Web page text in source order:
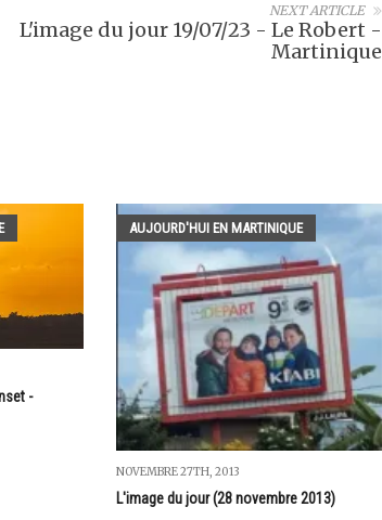
NEXT ARTICLE
L'image du jour 19/07/23 - Le Robert -
Martinique
-
AUJOURD'HUI EN MARTINIQUE
NOVEMBRE 27TH, 2013
L'image du jour (28 novembre 2013)